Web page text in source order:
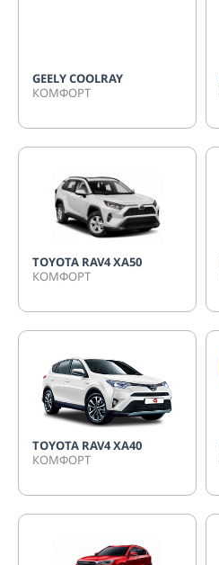
GEELY COOLRAY
КОМФОРТ
TOYOTA RAV4 XA50
КОМФОРТ
TOYOTA RAV4 XA40
КОМФОРТ